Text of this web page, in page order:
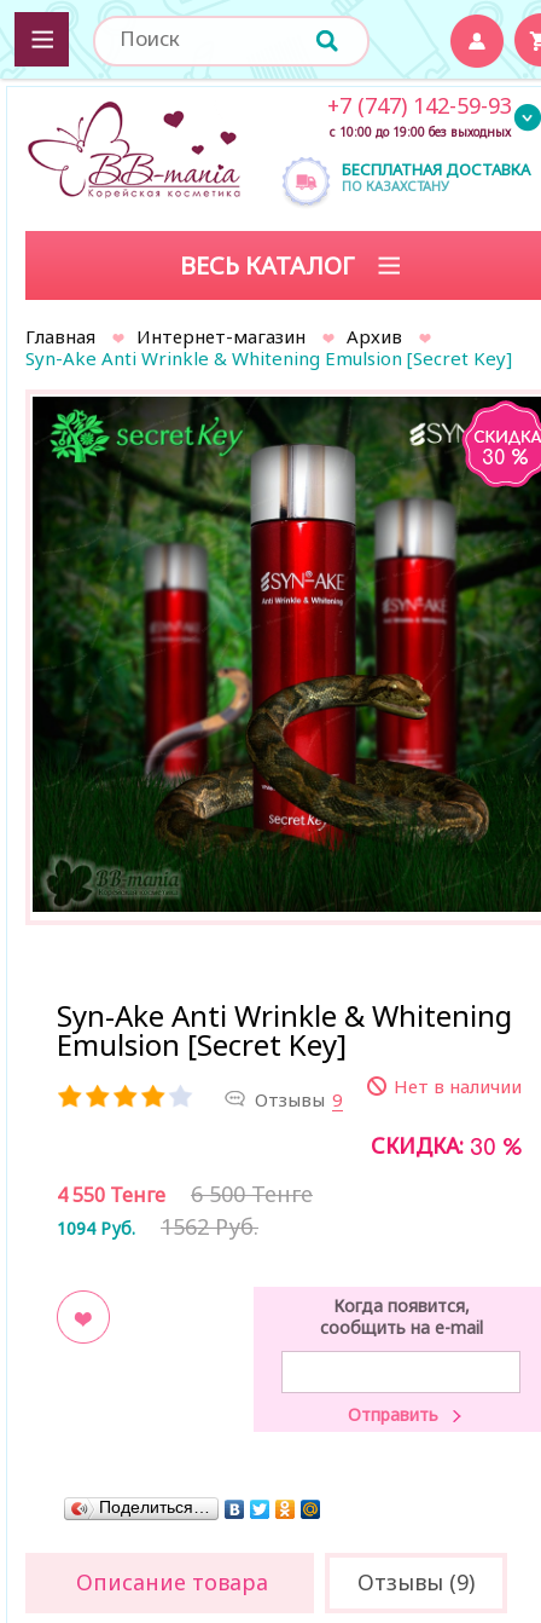
БЕСПЛАТНАЯ ДОСТАВКА
ПО КАЗАХСТАНУ
+7 (747) 142-59-93
с 10:00 до 19:00 без выходных
ВЕСЬ КАТАЛОГ
Главная Интернет-магазин
Архив
Syn-Ake Anti Wrinkle & Whitening Emulsion [Secret Key]
30 %
Syn-Ake Anti Wrinkle & Whitening
Emulsion [Secret Key]
Отзывы 9
Нет в наличии
СКИДКА: 30 %
4 550 Тенге 6 500 Тенге
1094 Руб. 1562 Руб.
Когда появится,
сообщить на e-mail
Поделиться…
Описание товара Отзывы (9)